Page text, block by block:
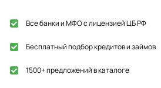
Все банки и МФО с лицензией ЦБ РФ
Бесплатный подбор кредитов и займов
1500+ предложений в каталоге